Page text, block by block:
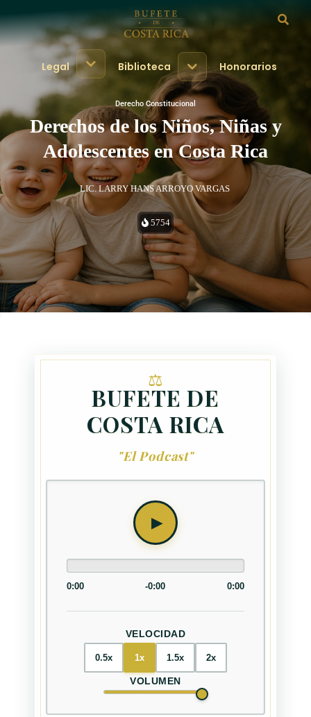
Legal Biblioteca Honorarios
Derecho Constitucional
Derechos de los Niños, Niñas y
Adolescentes en Costa Rica
LIC. LARRY HANS ARROYO VARGAS
5754
BUFETE DE
COSTA RICA
"El Podcast"
0:00 -0:00 0:00
VELOCIDAD
0.5x 1x 1.5x 2x
VOLUMEN